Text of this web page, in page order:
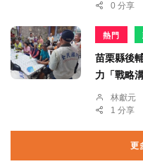
0 分享
熱門
苗栗縣後
力「戰略
林獻元
1 分享
更